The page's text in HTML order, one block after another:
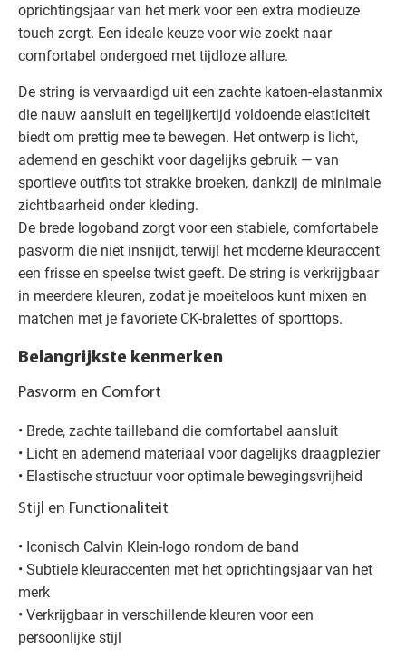
oprichtingsjaar van het merk voor een extra modieuze
touch zorgt. Een ideale keuze voor wie zoekt naar
comfortabel ondergoed met tijdloze allure.
De string is vervaardigd uit een zachte katoen-elastanmix
die nauw aansluit en tegelijkertijd voldoende elasticiteit
biedt om prettig mee te bewegen. Het ontwerp is licht,
ademend en geschikt voor dagelijks gebruik — van
sportieve outfits tot strakke broeken, dankzij de minimale
zichtbaarheid onder kleding.
De brede logoband zorgt voor een stabiele, comfortabele
pasvorm die niet insnijdt, terwijl het moderne kleuraccent
een frisse en speelse twist geeft. De string is verkrijgbaar
in meerdere kleuren, zodat je moeiteloos kunt mixen en
matchen met je favoriete CK-bralettes of sporttops.
Belangrijkste kenmerken
Pasvorm en Comfort
• Brede, zachte tailleband die comfortabel aansluit
• Licht en ademend materiaal voor dagelijks draagplezier
• Elastische structuur voor optimale bewegingsvrijheid
Stijl en Functionaliteit
• Iconisch Calvin Klein-logo rondom de band
• Subtiele kleuraccenten met het oprichtingsjaar van het
merk
• Verkrijgbaar in verschillende kleuren voor een
persoonlijke stijl